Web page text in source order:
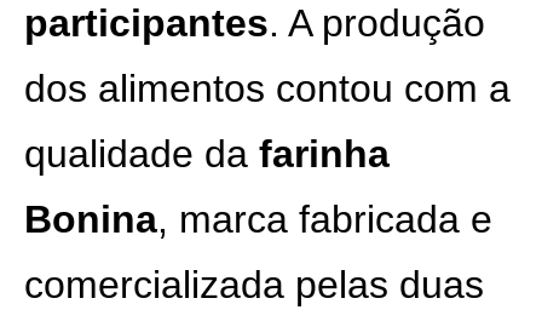
participantes. A produção
dos alimentos contou com a
qualidade da farinha
Bonina, marca fabricada e
comercializada pelas duas